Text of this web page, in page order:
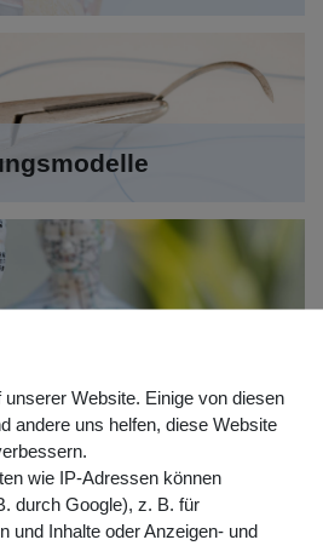
Website. Einige von diesen
andere uns helfen, diese Website
wie IP-Adressen können
durch Google), z. B. für
und Inhalte oder Anzeigen- und